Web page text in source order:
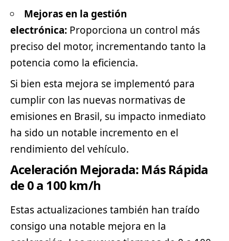
Mejoras en la gestión
electrónica: Proporciona un control más
preciso del motor, incrementando tanto la
potencia como la eficiencia.
Si bien esta mejora se implementó para
cumplir con las nuevas normativas de
emisiones en Brasil, su impacto inmediato
ha sido un notable incremento en el
rendimiento del vehículo.
Aceleración Mejorada: Más Rápida
de 0 a 100 km/h
Estas actualizaciones también han traído
consigo una notable mejora en la